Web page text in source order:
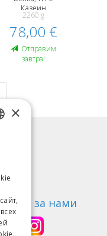
Казеин
Протеиновый
Kомплекс
2260 g
78,00 €
Oтправим
завтра!
Следи за нами
×